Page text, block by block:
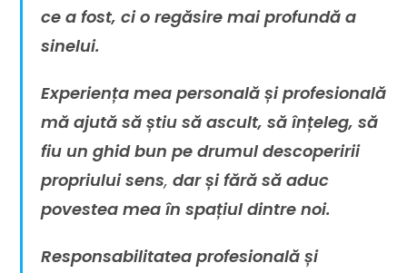
ce a fost, ci o regăsire mai profundă a
sinelui.
Experiența mea personală și profesională
mă ajută să știu să ascult, să înțeleg, să
fiu un ghid bun pe drumul descoperirii
propriului sens,dar și fără să aduc
povestea mea în spațiul dintre noi.
Responsabilitatea profesională și